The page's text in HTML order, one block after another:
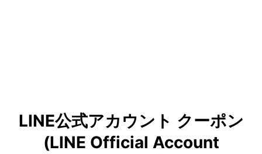
LINE公式アカウント クーポン
(LINE Official Account